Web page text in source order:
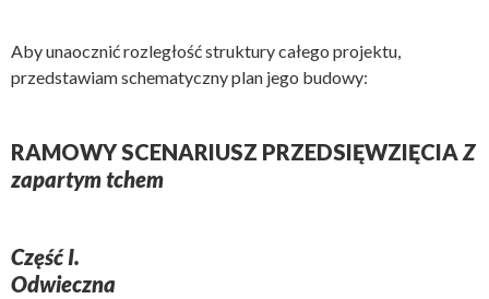
Aby unaocznić rozległość struktury całego projektu,
przedstawiam schematyczny plan jego budowy:
RAMOWY SCENARIUSZ PRZEDSIĘWZIĘCIAZ
zapartymtchem
Część I.
Odwieczna